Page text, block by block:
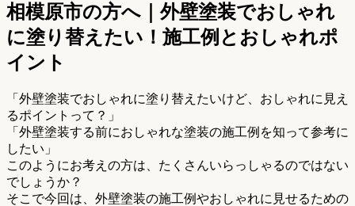
相模原市の方へ｜外壁塗装でおしゃれ
に塗り替えたい！施工例とおしゃれポ
イント
「外壁塗装でおしゃれに塗り替えたいけど、おしゃれに見え
るポイントって？」
「外壁塗装する前におしゃれな塗装の施工例を知って参考に
したい」
このようにお考えの方は、たくさんいらっしゃるのではない
でしょうか？
そこで今回は、外壁塗装の施工例やおしゃれに見せるための